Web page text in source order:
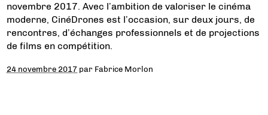
novembre 2017. Avec l’ambition de valoriser le cinéma
moderne, CinéDrones est l’occasion, sur deux jours, de
rencontres, d’échanges professionnels et de projections
de films en compétition.
24 novembre 2017 par Fabrice Morlon